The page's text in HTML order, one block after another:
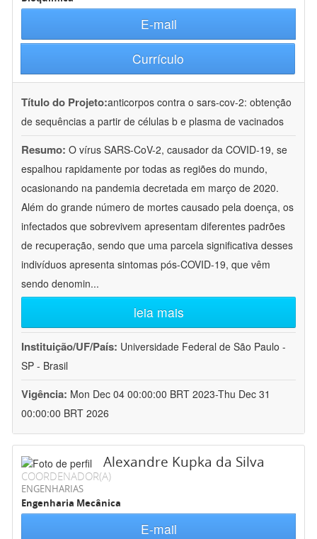
E-mail
Currículo
Título do Projeto:anticorpos contra o sars-cov-2: obtenção
de sequências a partir de células b e plasma de vacinados
Resumo: O vírus SARS-CoV-2, causador da COVID-19, se
espalhou rapidamente por todas as regiões do mundo,
ocasionando na pandemia decretada em março de 2020.
Além do grande número de mortes causado pela doença, os
infectados que sobrevivem apresentam diferentes padrões
de recuperação, sendo que uma parcela significativa desses
indivíduos apresenta sintomas pós-COVID-19, que vêm
sendo denomin...
leia mais
Instituição/UF/País: Universidade Federal de São Paulo -
SP - Brasil
Vigência: Mon Dec 04 00:00:00 BRT 2023-Thu Dec 31
00:00:00 BRT 2026
Alexandre Kupka da Silva
COORDENADOR(A)
ENGENHARIAS
Engenharia Mecânica
E-mail